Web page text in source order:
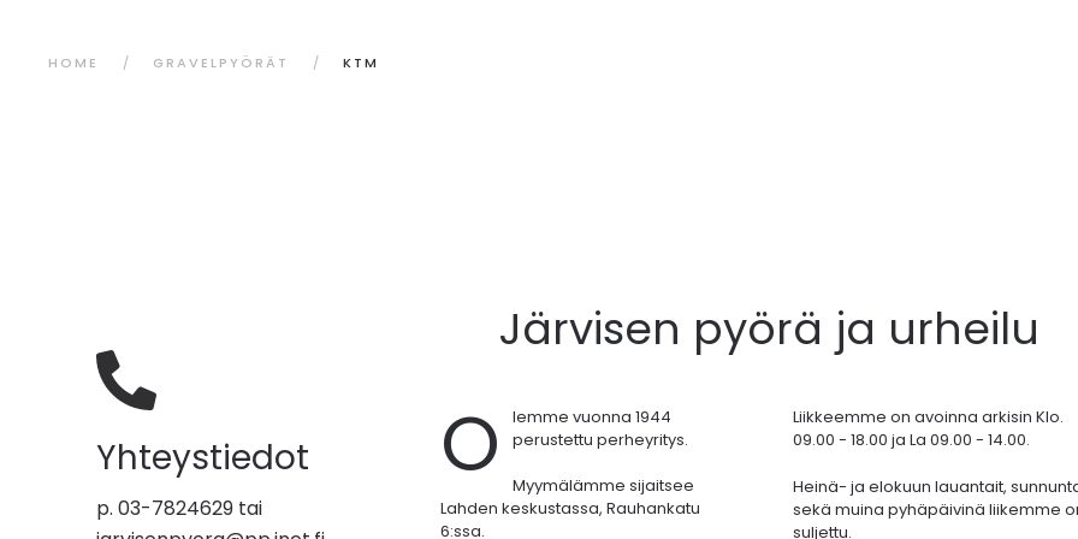
HOME GRAVELPYÖRÄT KTM
Yhteystiedot
p. 03-7824629 tai
Järvisen pyörä ja urheilu
O
lemme vuonna 1944
perustettu perheyritys.
Myymälämme sijaitsee
Lahden keskustassa, Rauhankatu
6:ssa.
Liikkeemme on avoinna arkisin Klo.
09.00 - 18.00 ja La 09.00 - 14.00.
Heinä- ja elokuun lauantait,
sekä muina pyhäpäivinä liikemme
suljettu.